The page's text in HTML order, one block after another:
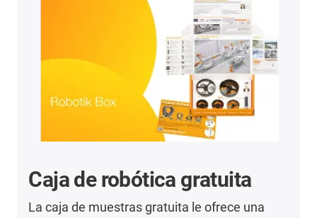
Caja de robótica gratuita
La caja de muestras gratuita le ofrece una